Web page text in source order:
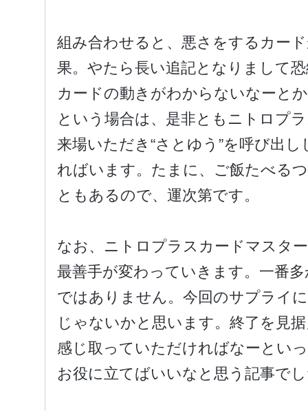
組み合わせると、悪さをするカー
果。やたら長い追記となりまして
カードの動きがわからないなーと
という場合は、是非ともニトロプ
来場いただき“さとゆう”を呼び出
ればいます。たまに、ご飯たべる
ともあるので、運次第です。
なお、ニトロプラスカードマスタ
最善手が変わっていきます。一番
ではありません。今回のサプライ
じゃないかと思います。終了を見
感じ取っていただければなーとい
お役に立てばいいなと思う記事で